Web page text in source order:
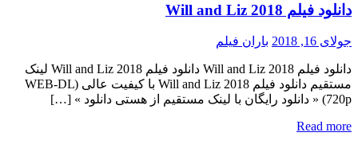
دانلود فیلم Will and Liz 2018
جولای 16, 2018 باران فیلم
دانلود فیلم Will and Liz 2018 دانلود فیلم Will and Liz 2018 لینک
مستقیم دانلود فیلم Will and Liz 2018 با کیفیت عالی (WEB-DL
720p) « دانلود رایگان با لینک مستقیم از هستی دانلود » […]
Read more